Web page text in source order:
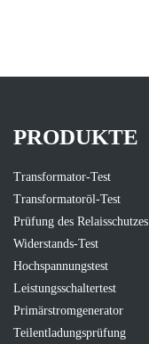
PRODUKTE
Transformator-Test
Transformatoröl-Test
Prüfung des Relaisschutzes
Widerstands-Test
Hochspannungstest
Leistungsschaltertest
Primärstromgenerator
Teilentladungsprüfung